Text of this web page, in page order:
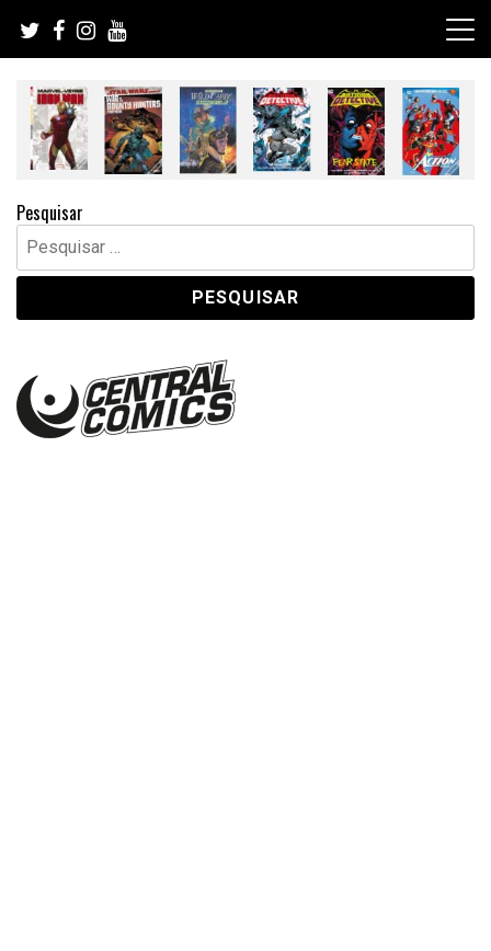
content
Pesquisar
Pesquisar
por: